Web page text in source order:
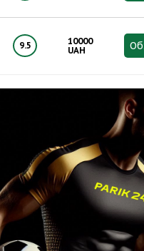
9.5
10000
UAH